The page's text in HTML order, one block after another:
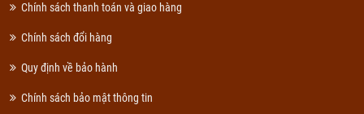
Chính sách thanh toán và giao hàng
Chính sách đổi hàng
Quy định về bảo hành
Chính sách bảo mật thông tin